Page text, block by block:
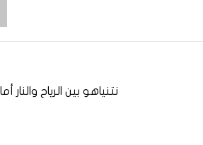
نتنياهو بين الرياح